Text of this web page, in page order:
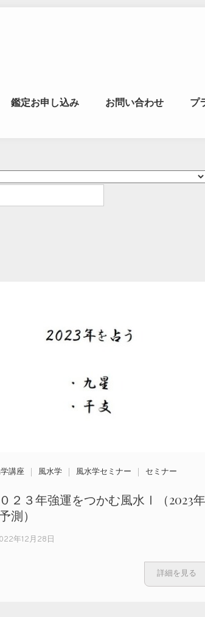
水ゼミナー
鑑定お申し込み お問い合わせ プ
講座 風水学 風水学セミナー セミナー
２３年強運をつかむ風水Ⅰ（2023年
測）
年12月28日
詳細を見る